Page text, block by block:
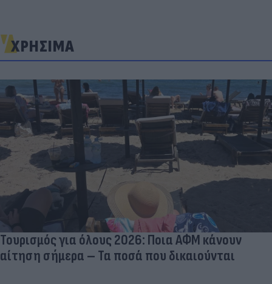
ΧΡΗΣΙΜΑ
Τουρισμός για όλους 2026: Ποια ΑΦΜ κάνουν
αίτηση σήμερα – Τα ποσά που δικαιούνται